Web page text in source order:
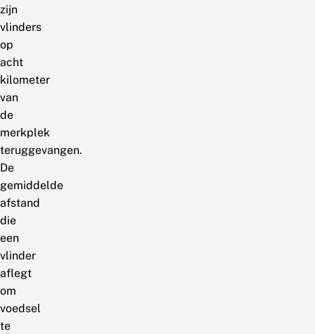
zijn
vlinders
op
acht
kilometer
van
de
merkplek
teruggevangen.
De
gemiddelde
afstand
die
een
vlinder
aflegt
om
voedsel
te